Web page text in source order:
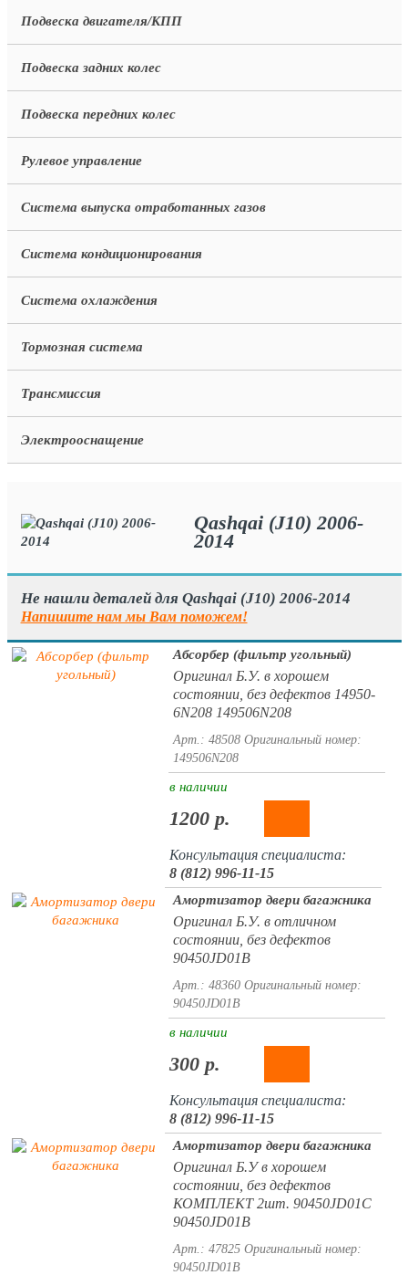
Подвеска двигателя/КПП
Подвеска задних колес
Подвеска передних колес
Рулевое управление
Система выпуска отработанных газов
Система кондиционирования
Система охлаждения
Тормозная система
Трансмиссия
Электрооснащение
Qashqai (J10) 2006-
2014
Не нашли деталей для Qashqai (J10) 2006-2014
Напишите нам мы Вам поможем!
Абсорбер (фильтр угольный)
Оригинал Б.У. в хорошем
состоянии, без дефектов 14950-
6N208 149506N208
Арт.: 48508 Оригинальный номер:
149506N208
в наличии
1200 р.
Консультация специалиста:
8 (812) 996-11-15
Амортизатор двери багажника
Оригинал Б.У. в отличном
состоянии, без дефектов
90450JD01B
Арт.: 48360 Оригинальный номер:
90450JD01B
в наличии
300 р.
Консультация специалиста:
8 (812) 996-11-15
Амортизатор двери багажника
Оригинал Б.У в хорошем
состоянии, без дефектов
КОМПЛЕКТ 2шт. 90450JD01C
90450JD01B
Арт.: 47825 Оригинальный номер:
90450JD01B